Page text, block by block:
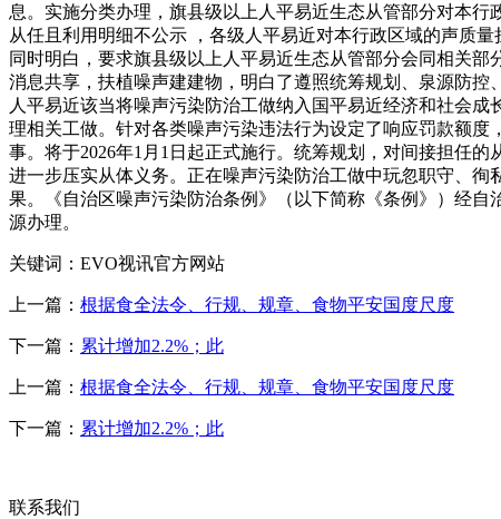
息。实施分类办理，旗县级以上人平易近生态从管部分对本
从任且利用明细不公示 ，各级人平易近对本行政区域的声质
同时明白，要求旗县级以上人平易近生态从管部分会同相关
消息共享，扶植噪声建建物，明白了遵照统筹规划、泉源防
人平易近该当将噪声污染防治工做纳入国平易近经济和社会
理相关工做。针对各类噪声污染违法行为设定了响应罚款额
事。将于2026年1月1日起正式施行。统筹规划，对间接担任
进一步压实从体义务。正在噪声污染防治工做中玩忽职守、
果。《自治区噪声污染防治条例》（以下简称《条例》）经
源办理。
关键词：EVO视讯官方网站
上一篇： 根据食全法令、行规、规章、食物平安国度尺度
下一篇： 累计增加2.2%；此
上一篇： 根据食全法令、行规、规章、食物平安国度尺度
下一篇： 累计增加2.2%；此
联系我们